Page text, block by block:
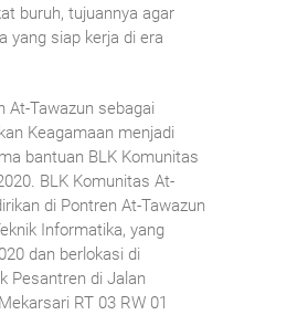
buruh, tujuannya agar
yang siap kerja di era
At-Tawazun sebagai
Keagamaan menjadi
bantuan BLK Komunitas
BLK Komunitas At-
di Pontren At-Tawazun
Informatika, yang
dan berlokasi di
Pesantren di Jalan
RT 03 RW 01